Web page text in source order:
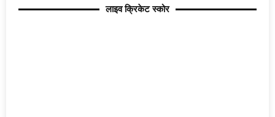
लाइव क्रिकेट स्कोर